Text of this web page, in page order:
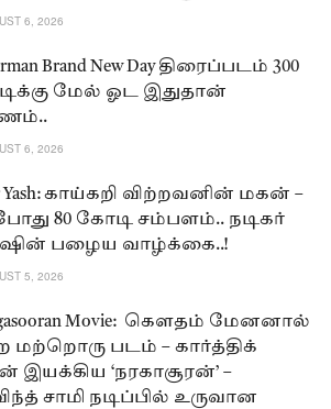
6, 2026
Brand New Day திரைப்படம் 300
மேல் ஓட இதுதான்
6, 2026
Yash: காய்கறி விற்றவனின் மகன் –
80 கோடி சம்பளம்.. நடிகர்
பழைய வாழ்க்கை..!
5, 2026
Movie: கௌதம் மேனனால்
மற்றொரு படம் – கார்த்திக்
இயக்கிய ‘நரகாசூரன்’ –
சாமி நடிப்பில் உருவான